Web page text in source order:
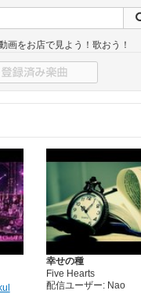
画をお店で見よう！歌おう！
幸せの種
Five Hearts
配信ユーザー: Nao